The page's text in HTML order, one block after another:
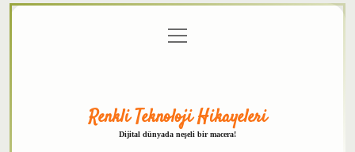
menüyü
aç
Renkli Teknoloji Hikayeleri
Dijital dünyada neşeli bir macera!